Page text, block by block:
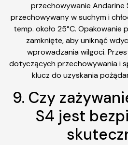
przechowywanie Andarine
przechowywany w suchym i
temp. około 25°C. Opakowanie
zamknięte, aby uniknąć
wprowadzania wilgoci.
dotyczących przechowywania i
klucz do uzyskania
9. Czy
S4 jest